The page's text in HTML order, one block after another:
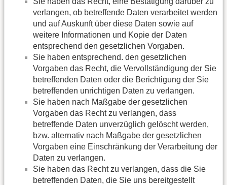
verlangen, ob betreffende Daten verarbeitet werden
und auf Auskunft über diese Daten sowie auf
weitere Informationen und Kopie der Daten
entsprechend den gesetzlichen Vorgaben.
Sie haben entsprechend. den gesetzlichen
Vorgaben das Recht, die Vervollständigung der Sie
betreffenden Daten oder die Berichtigung der Sie
betreffenden unrichtigen Daten zu verlangen.
Sie haben nach Maßgabe der gesetzlichen
Vorgaben das Recht zu verlangen, dass
betreffende Daten unverzüglich gelöscht werden,
bzw. alternativ nach Maßgabe der gesetzlichen
Vorgaben eine Einschränkung der Verarbeitung der
Daten zu verlangen.
Sie haben das Recht zu verlangen, dass die Sie
betreffenden Daten, die Sie uns bereitgestellt